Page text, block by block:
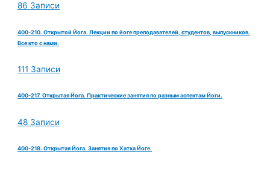
86 Записи
400-210. Открытой Йога. Лекции по йоге преподавателей, студентов, выпускников.
Все кто с нами.
111 Записи
400-217. Открытая Йога. Практические занятия по разным аспектам Йоги.
48 Записи
400-218. Открытая Йога. Занятия по Хатха Йоге.